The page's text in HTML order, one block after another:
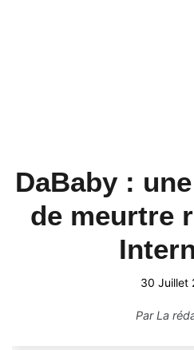
DaBaby :
de meurtre
30 Juillet
ParLa